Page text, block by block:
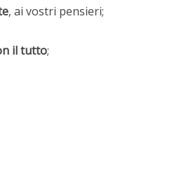
, ai vostri pensieri;
il tutto;